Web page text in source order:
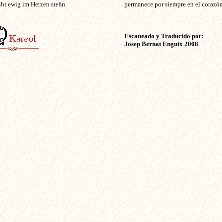
ewig im Herzen stehn. permanece por siempre en el
Escaneado y Traducido por:
Josep Bernat Enguix 2008